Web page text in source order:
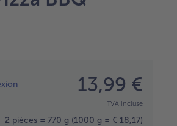
13,99 €
TVA incluse
2 pièces = 770 g (1000 g = € 18,17)